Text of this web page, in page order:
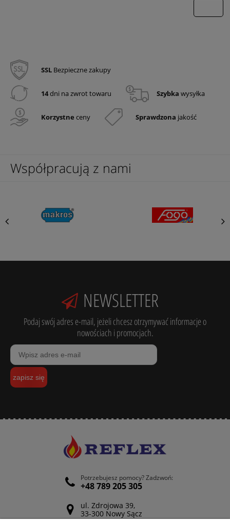
SSL Bezpieczne zakupy
14dni na zwrot towaru Szybka wysyłka
Korzystne ceny Sprawdzona jakość
Współpracują z nami
NEWSLETTER
Podaj swój adres e-mail, jeżeli chcesz otrzymywać informacje o
nowościach i promocjach.
zapisz się
Potrzebujesz pomocy? Zadzwoń:
+48 789 205 305
ul. Zdrojowa 39,
33-300 Nowy Sącz